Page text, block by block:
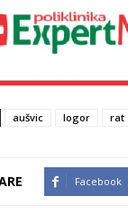
aušvic logor rat
Facebook